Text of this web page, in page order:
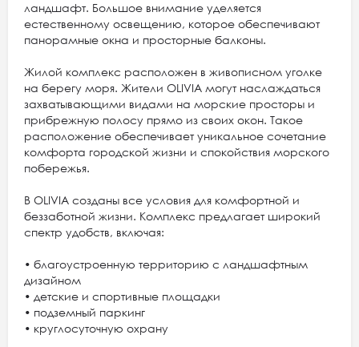
ландшафт. Большое внимание уделяется
естественному освещению, которое обеспечивают
панорамные окна и просторные балконы.
Жилой комплекс расположен в живописном уголке
на берегу моря. Жители OLIVIA могут наслаждаться
захватывающими видами на морские просторы и
прибрежную полосу прямо из своих окон. Такое
расположение обеспечивает уникальное сочетание
комфорта городской жизни и спокойствия морского
побережья.
В OLIVIA созданы все условия для комфортной и
беззаботной жизни. Комплекс предлагает широкий
спектр удобств, включая:
• благоустроенную территорию с ландшафтным
дизайном
• детские и спортивные площадки
• подземный паркинг
• круглосуточную охрану